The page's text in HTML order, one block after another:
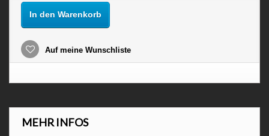
In den Warenkorb
Auf meine Wunschliste
MEHR INFOS